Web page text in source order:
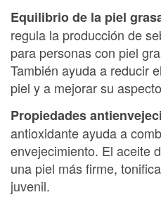
Equilibrio de la piel
regula la producción de
para personas con piel
También ayuda a reducir
piel y a mejorar su
Propiedades
antioxidante ayuda a
envejecimiento. El aceite
una piel más firme,
juvenil.